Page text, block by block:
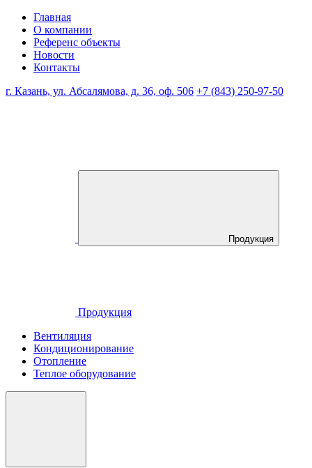
Главная
О компании
Референс объекты
Новости
Контакты
г. Казань, ул. Абсалямова, д. 36, оф. 506 +7 (843) 250-97-50
Продукция
Продукция
Вентиляция
Кондиционирование
Отопление
Теплое оборудование